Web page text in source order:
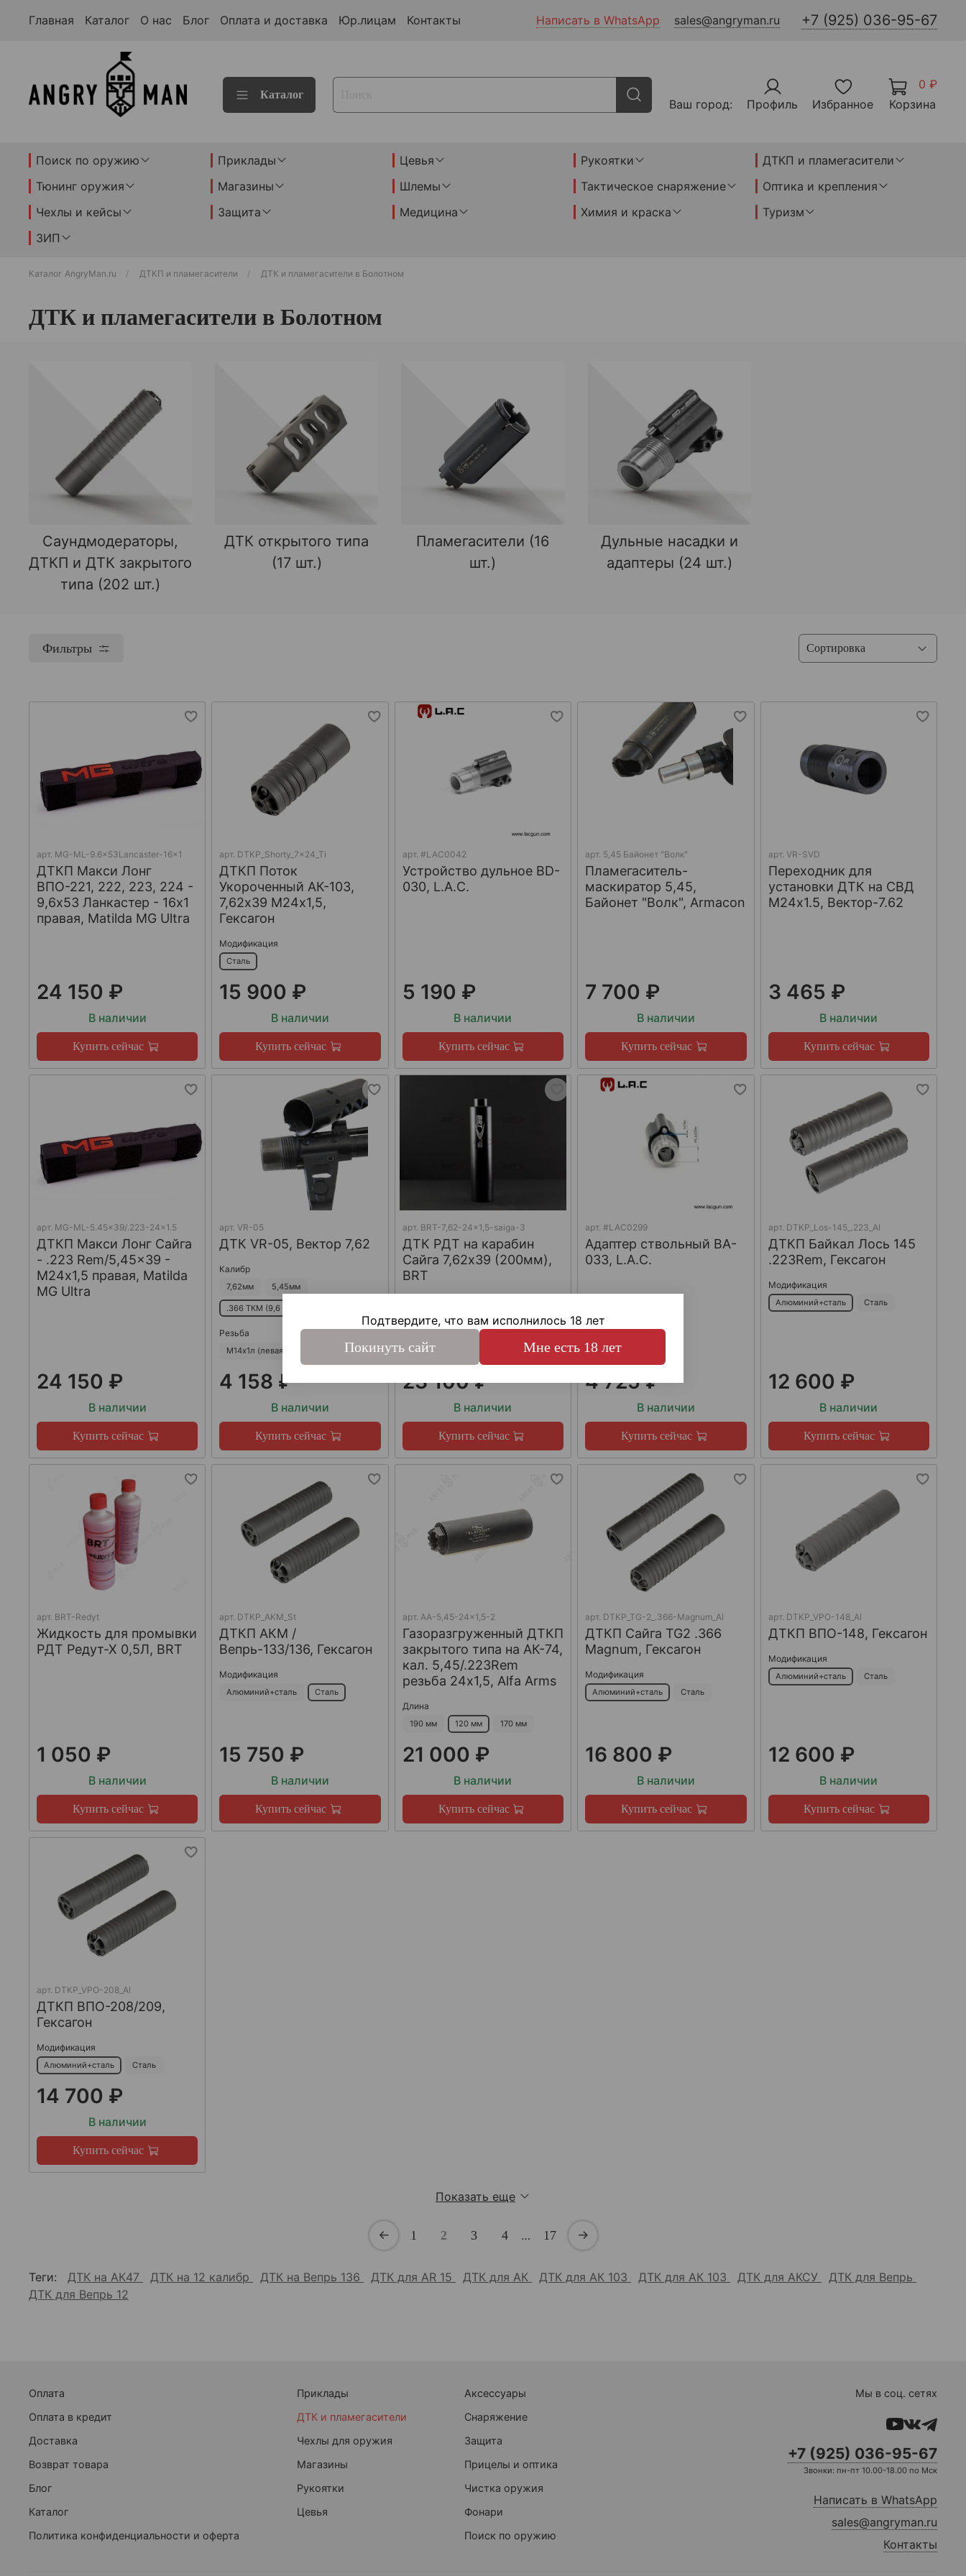
Главная Каталог О нас Блог Оплата и доставка Юр.лицам Контакты Написать в WhatsApp sales@angryman.ru +7 (925) 036-95-67
Каталог
Ваш город: Профиль Избранное
0 ₽
Корзина
Поиск по оружию Приклады Цевья Рукоятки
ДТКП и пламегасители
Тюнинг оружия
Магазины Шлемы Тактическое снаряжение
Оптика и крепления
Чехлы и кейсы
Защита Медицина Химия и краска
Туризм
ЗИП
Каталог AngryMan.ru ДТКП и пламегасители ДТК и пламегасители в Болотном
ДТК и пламегасители в Болотном
Саундмодераторы,
ДТКП и ДТК закрытого
типа (202 шт.)
ДТК открытого типа
(17 шт.)
Пламегасители (16
шт.)
Дульные насадки и
адаптеры (24 шт.)
Фильтры
арт. MG-ML-9.6x53Lancaster-16x1
ДТКП Макси Лонг
ВПО-221, 222, 223, 224 -
9,6x53 Ланкастер - 16x1
правая, Matilda MG Ultra
24 150 ₽
В наличии
Купить сейчас
арт. DTKP_Shorty_7x24_Ti
ДТКП Поток
Укороченный АК-103,
7,62х39 М24х1,5,
Гексагон
Модификация
Сталь
15 900 ₽
В наличии
Купить сейчас
арт. #LAC0042
Устройство дульное BD-
030, L.A.C.
5 190 ₽
В наличии
Купить сейчас
арт. 5,45 Байонет "Волк"
Пламегаситель-
маскиратор 5,45,
Байонет "Волк", Armacon
7 700 ₽
В наличии
Купить сейчас
арт. VR-SVD
Переходник для
установки ДТК на СВД
М24х1.5, Вектор-7.62
3 465 ₽
В наличии
Купить сейчас
арт. MG-ML-5.45x39/.223-24x1.5
ДТКП Макси Лонг Сайга
- .223 Rem/5,45x39 -
М24x1,5 правая, Matilda
MG Ultra
24 150 ₽
В наличии
Купить сейчас
арт.VR-05
ДТК VR-05, Вектор 7,62
Калибр
7,62мм 5,45мм
.366 ТКМ (9,6 мм)
Резьба
М14х1л (левая) М24х1,5 (правая)
4 158 ₽
В наличии
Купить сейчас
арт. BRT-7,62-24x1,5-saiga-3
ДТК РДТ на карабин
Сайга 7,62х39 (200мм),
BRT
23 100 ₽
В наличии
Купить сейчас
арт.#LAC0299
Адаптер ствольный BA-
033, L.A.C.
4 725 ₽
В наличии
Купить сейчас
арт. DTKP_Los-145_.223_Al
ДТКП Байкал Лось 145
.223Rem, Гексагон
Модификация
Алюминий+сталь Сталь
12 600 ₽
В наличии
Купить сейчас
арт. BRT-Redyt
Жидкость для промывки
РДТ Редут-Х 0,5Л, BRT
1 050 ₽
В наличии
Купить сейчас
арт. DTKP_AKM_St
ДТКП АКМ /
Вепрь-133/136, Гексагон
Модификация
Алюминий+сталь Сталь
15 750 ₽
В наличии
Купить сейчас
арт. AA-5,45-24x1,5-2
Газоразгруженный ДТКП
закрытого типа на АК-74,
кал. 5,45/.223Rem
резьба 24х1,5, Alfa Arms
Длина
190 мм 120 мм 170 мм
21 000 ₽
В наличии
Купить сейчас
арт. DTKP_TG-2_.366-Magnum_Al
ДТКП Сайга TG2 .366
Magnum, Гексагон
Модификация
Алюминий+сталь Сталь
16 800 ₽
В наличии
Купить сейчас
арт. DTKP_VPO-148_Al
ДТКП ВПО-148, Гексагон
Модификация
Алюминий+сталь Сталь
12 600 ₽
В наличии
Купить сейчас
арт. DTKP_VPO-208_Al
ДТКП ВПО-208/209,
Гексагон
Модификация
Алюминий+сталь Сталь
14 700 ₽
В наличии
Купить сейчас
Показать еще
1 2 3 4 … 17
Теги: ДТК на АК47 ДТК на 12 калибр ДТК на Вепрь 136 ДТК для AR 15 ДТК для АК ДТК для АК 103 ДТК для АК 103 ДТК для АКСУ
ДТК для Вепрь
ДТК для Вепрь 12
Оплата
Оплата в кредит
Доставка
Возврат товара
Блог
Каталог
Политика конфиденциальности и оферта
Приклады
ДТК и пламегасители
Чехлы для оружия
Магазины
Рукоятки
Цевья
Аксессуары
Снаряжение
Защита
Прицелы и оптика
Чистка оружия
Фонари
Поиск по оружию
Мы в соц. сетях
+7 (925) 036-95-67
Звонки: пн-пт 10.00-18.00 по Мск
Написать в WhatsApp
sales@angryman.ru
Контакты
Подтвердите, что вам исполнилось 18 лет
Покинуть сайт Мне есть 18 лет